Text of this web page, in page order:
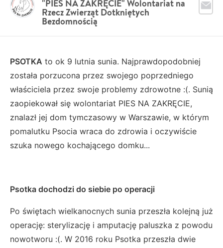
"PIES NA ZAKRĘCIE" Wolontariat na
Rzecz Zwierząt Dotkniętych
Bezdomnością
PSOTKA to ok 9 lutnia sunia. Najprawdopodobniej
została porzucona przez swojego poprzedniego
właściciela przez swoje problemy zdrowotne :(. Sunią
zaopiekował się wolontariat PIES NA ZAKRĘCIE,
znalazł jej dom tymczasowy w Warszawie, w którym
pomalutku Psocia wraca do zdrowia i oczywiście
szuka nowego kochającego domku...
Psotka dochodzi do siebie po operacji
Po świętach wielkanocnych sunia przeszła kolejną już
operację: sterylizację i amputację paluszka z powodu
nowotworu :(. W 2016 roku Psotka przeszła dwie